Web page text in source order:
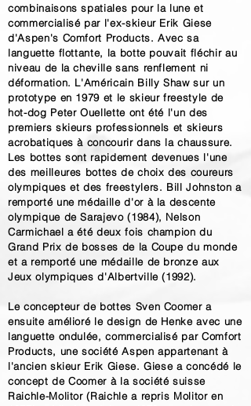
combinaisons spatiales pour la lune et
commercialisé par l'ex-skieur Erik Giese
d'Aspen's Comfort Products. Avec sa
languette flottante, la botte pouvait fléchir au
niveau de la cheville sans renflement ni
déformation. L'Américain Billy Shaw sur un
prototype en 1979 et le skieur freestyle de
hot-dog Peter Ouellette ont été l'un des
premiers skieurs professionnels et skieurs
acrobatiques à concourir dans la chaussure.
Les bottes sont rapidement devenues l'une
des meilleures bottes de choix des coureurs
olympiques et des freestylers. Bill Johnston a
remporté une médaille d'or à la descente
olympique de Sarajevo (1984), Nelson
Carmichael a été deux fois champion du
Grand Prix de bosses de la Coupe du monde
et a remporté une médaille de bronze aux
Jeux olympiques d'Albertville (1992).
Le concepteur de bottes Sven Coomer a
ensuite amélioré le design de Henke avec une
languette ondulée, commercialisé par Comfort
Products, une société Aspen appartenant à
l'ancien skieur Erik Giese. Giese a concédé le
concept de Coomer à la société suisse
Raichle-Molitor (Raichle a repris Molitor en